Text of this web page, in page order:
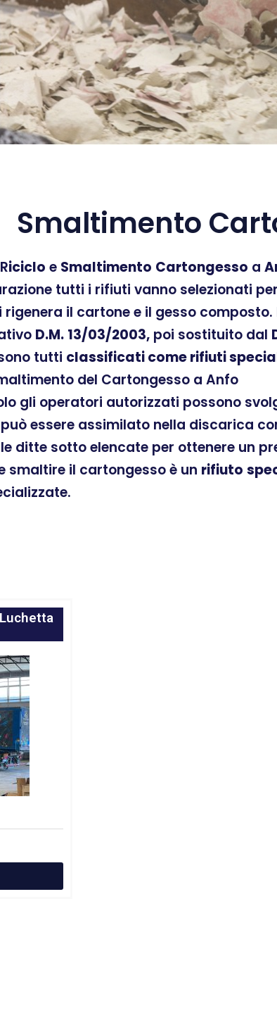
Smaltimento
iciclo e Smaltimento Cartongesso a
tutti i rifiuti vanno selezionati
il cartone e il gesso composto.
D.M. 13/03/2003, poi sostituito dal
tutti classificati come rifiuti
del Cartongesso a Anfo
gli operatori autorizzati possono
essere assimilato nella discarica
ditte sotto elencate per ottenere un
smaltire il cartongesso è un rifiuto